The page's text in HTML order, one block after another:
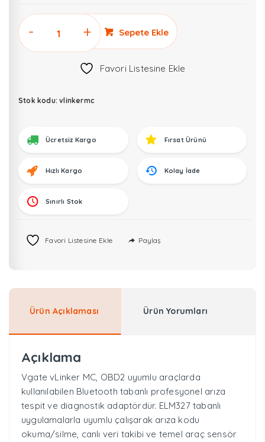
Vgate
Tespit
Sepete Ekle
Favori Listesine Ekle
Stok kodu:vlinkermc
Ücretsiz Kargo Fırsat Ürünü
Hızlı Kargo Kolay İade
Sınırlı Stok
Favori Listesine Ekle Paylaş
Ürün Açıklaması Ürün Yorumları
Açıklama
Vgate vLinker MC, OBD2 uyumlu araçlarda
kullanılabilen Bluetooth tabanlı profesyonel arıza
tespit ve diagnostik adaptördür. ELM327 tabanlı
uygulamalarla uyumlu çalışarak arıza kodu
okuma/silme, canlı veri takibi ve temel araç sensör